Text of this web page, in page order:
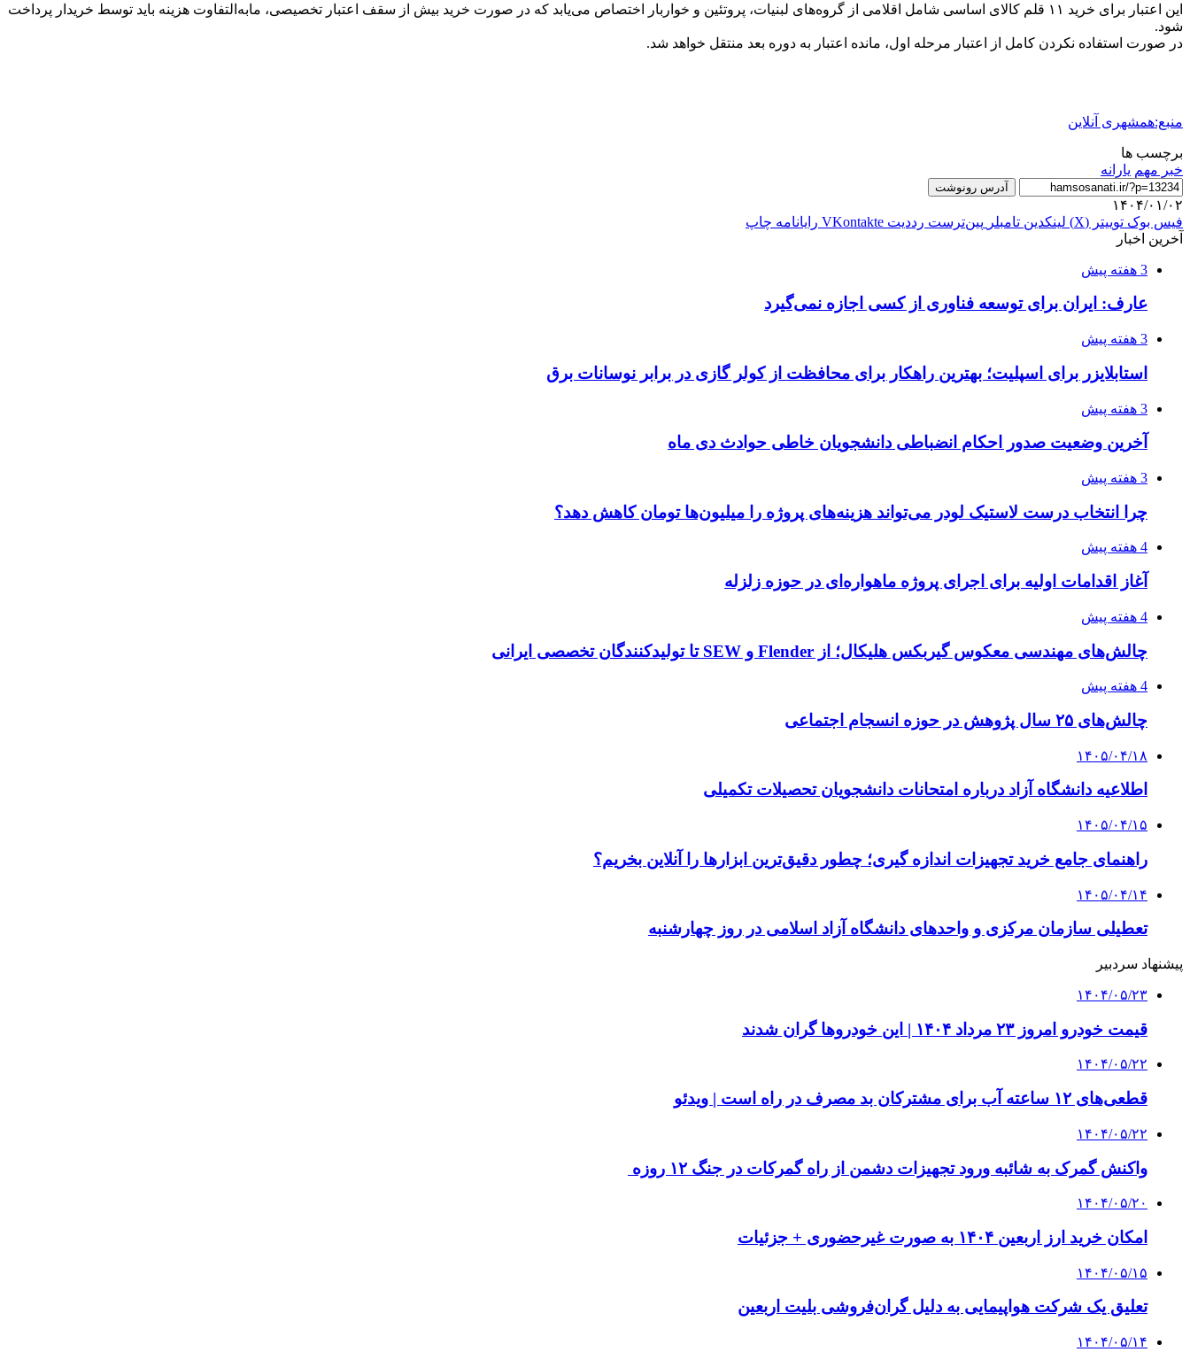
این اعتبار برای خرید ۱۱ قلم کالای اساسی شامل اقلامی از گروه‌های لبنیات، پروتئین و خواربار اختصاص می‌یابد که در صورت خرید بیش از سقف اعتبار تخصیصی، مابه‌التفاوت هزینه باید توسط خریدار پرداخت
شود.
در صورت استفاده‌ نکردن کامل از اعتبار مرحله اول، مانده اعتبار به دوره بعد منتقل خواهد شد.
منبع:همشهری آنلاین
برچسب ها
خبر مهم یارانه
آدرس رونوشت
۱۴۰۴/۰۱/۰۲
فیس بوک توییتر (X) لینکدین ‫تامبلر ‫پین‌ترست ‫رددیت ‫VKontakte رایانامه چاپ
آخرین اخبار
3 هفته پیش
عارف: ایران برای توسعه فناوری از کسی اجازه نمی‌گیرد
3 هفته پیش
استابلایزر برای اسپلیت؛ بهترین راهکار برای محافظت از کولر گازی در برابر نوسانات برق
3 هفته پیش
آخرین وضعیت صدور احکام انضباطی دانشجویان خاطی حوادث دی ماه
3 هفته پیش
چرا انتخاب درست لاستیک لودر می‌تواند هزینه‌های پروژه را میلیون‌ها تومان کاهش دهد؟
4 هفته پیش
آغاز اقدامات اولیه برای اجرای پروژه ماهواره‌ای در حوزه زلزله
4 هفته پیش
چالش‌های مهندسی معکوس گیربکس هلیکال؛ از Flender و SEW تا تولیدکنندگان تخصصی ایرانی
4 هفته پیش
چالش‌های ۲۵ سال پژوهش در حوزه انسجام اجتماعی
۱۴۰۵/۰۴/۱۸
اطلاعیه دانشگاه آزاد درباره امتحانات دانشجویان تحصیلات تکمیلی
۱۴۰۵/۰۴/۱۵
راهنمای جامع خرید تجهیزات اندازه گیری؛ چطور دقیق‌ترین ابزارها را آنلاین بخریم؟
۱۴۰۵/۰۴/۱۴
تعطیلی سازمان مرکزی و واحدهای دانشگاه آزاد اسلامی در روز چهارشنبه
پیشنهاد سردبیر
۱۴۰۴/۰۵/۲۳
قیمت خودرو امروز ۲۳ مرداد ۱۴۰۴ | این خودروها گران شدند
۱۴۰۴/۰۵/۲۲
قطعی‌های ۱۲ ساعته آب برای مشترکان بد مصرف در راه است | ویدئو
۱۴۰۴/۰۵/۲۲
واکنش گمرک به شائبه ورود تجهیزات دشمن از راه گمرکات در جنگ ۱۲ روزه
۱۴۰۴/۰۵/۲۰
امکان خرید ارز اربعین ۱۴۰۴ به صورت غیرحضوری + جزئیات
۱۴۰۴/۰۵/۱۵
تعلیق یک شرکت هواپیمایی به دلیل گران‌فروشی بلیت اربعین
۱۴۰۴/۰۵/۱۴